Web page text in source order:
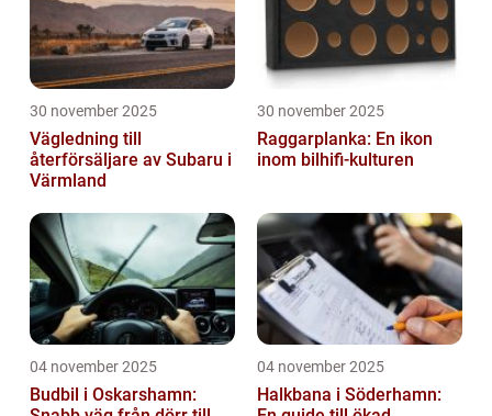
30 november 2025
Vägledning till
återförsäljare av Subaru i
Värmland
30 november 2025
Raggarplanka: En ikon
inom bilhifi-kulturen
04 november 2025
Budbil i Oskarshamn:
04 november 2025
Halkbana i Söderhamn: